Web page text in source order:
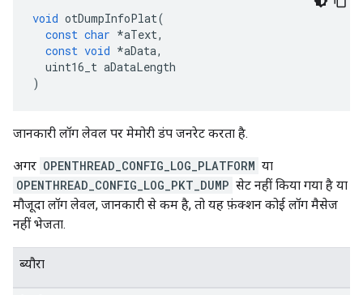
void otDumpInfoPlat(
const char *aText,
const void *aData,
uint16_t aDataLength
)
जानकारी लॉग लेवल पर मेमोरी डंप जनरेट करता है.
अगर OPENTHREAD_CONFIG_LOG_PLATFORM या
OPENTHREAD_CONFIG_LOG_PKT_DUMP सेट नहीं किया गया है या
मौजूदा लॉग लेवल, जानकारी से कम है, तो यह फ़ंक्शन कोई लॉग मैसेज
नहीं भेजता.
ब्यौरा